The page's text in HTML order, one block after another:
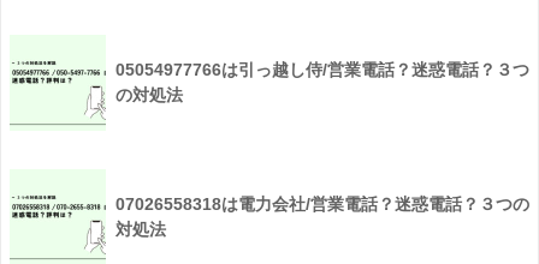
05054977766は引っ越し侍/営業電話？迷惑電話？３つ
の対処法
07026558318は電力会社/営業電話？迷惑電話？３つの
対処法